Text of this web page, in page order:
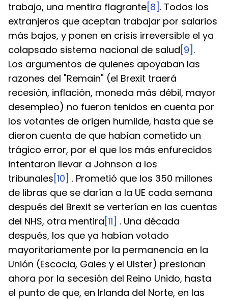
trabajo, una mentira flagrante[8] . Todos los
extranjeros que aceptan trabajar por salarios
más bajos, y ponen en crisis irreversible el ya
colapsado sistema nacional de salud [9] .
Los argumentos de quienes apoyaban las
razones del "Remain" (el Brexit traerá
recesión, inflación, moneda más débil, mayor
desempleo) no fueron tenidos en cuenta por
los votantes de origen humilde, hasta que se
dieron cuenta de que habían cometido un
trágico error, por el que los más enfurecidos
intentaron llevar a Johnson a los
tribunales [10] . Prometió que los 350 millones
de libras que se darían a la UE cada semana
después del Brexit se verterían en las cuentas
del NHS, otra mentira [11] . Una década
después, los que ya habían votado
mayoritariamente por la permanencia en la
Unión (Escocia, Gales y el Ulster) presionan
ahora por la secesión del Reino Unido, hasta
el punto de que, en Irlanda del Norte, en las